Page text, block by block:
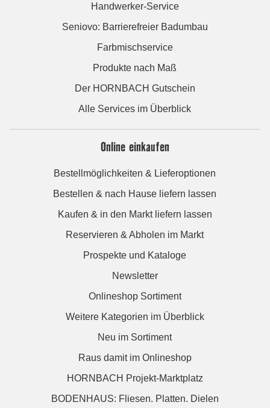
Handwerker-Service
Seniovo: Barrierefreier Badumbau
Farbmischservice
Produkte nach Maß
Der HORNBACH Gutschein
Alle Services im Überblick
Online einkaufen
Bestellmöglichkeiten & Lieferoptionen
Bestellen & nach Hause liefern lassen
Kaufen & in den Markt liefern lassen
Reservieren & Abholen im Markt
Prospekte und Kataloge
Newsletter
Onlineshop Sortiment
Weitere Kategorien im Überblick
Neu im Sortiment
Raus damit im Onlineshop
HORNBACH Projekt-Marktplatz
BODENHAUS: Fliesen. Platten. Dielen